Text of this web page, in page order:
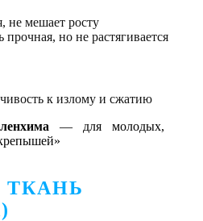
не мешает росту
но не растягивается
к излому и сжатию
— для молодых,
ТКАНЬ